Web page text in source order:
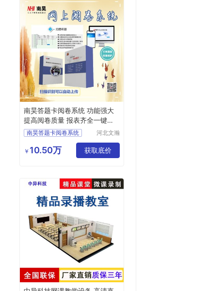
南昊答题卡阅卷系统 功能强大
提高阅卷质量 报表齐全一键导
出南昊答题卡阅卷系统
教育阅卷系统
河北文瀚
技发展有
限公司
￥ 10.50万 获取底价